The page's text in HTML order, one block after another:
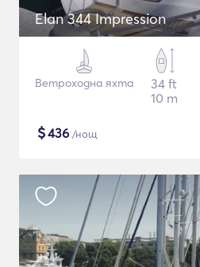
Elan 344 Impression
Ветроходна яхта
34 ft
10 m
$436 /нощ